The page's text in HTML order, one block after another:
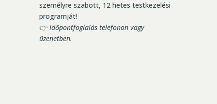
személyre szabott, 12 hetes testkezelési
programját!
👉 Időpontfoglalás telefonon vagy
üzenetben.